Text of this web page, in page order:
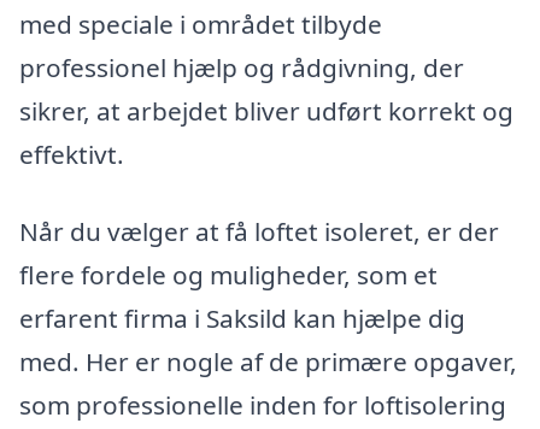
med speciale i området tilbyde
professionel hjælp og rådgivning, der
sikrer, at arbejdet bliver udført korrekt og
effektivt.
Når du vælger at få loftet isoleret, er der
flere fordele og muligheder, som et
erfarent firma i Saksild kan hjælpe dig
med. Her er nogle af de primære opgaver,
som professionelle inden for loftisolering